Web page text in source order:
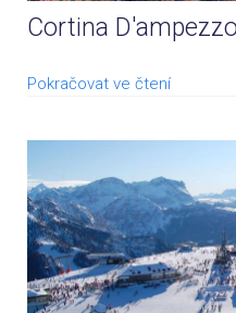
Cortina
Pokračovat ve čtení